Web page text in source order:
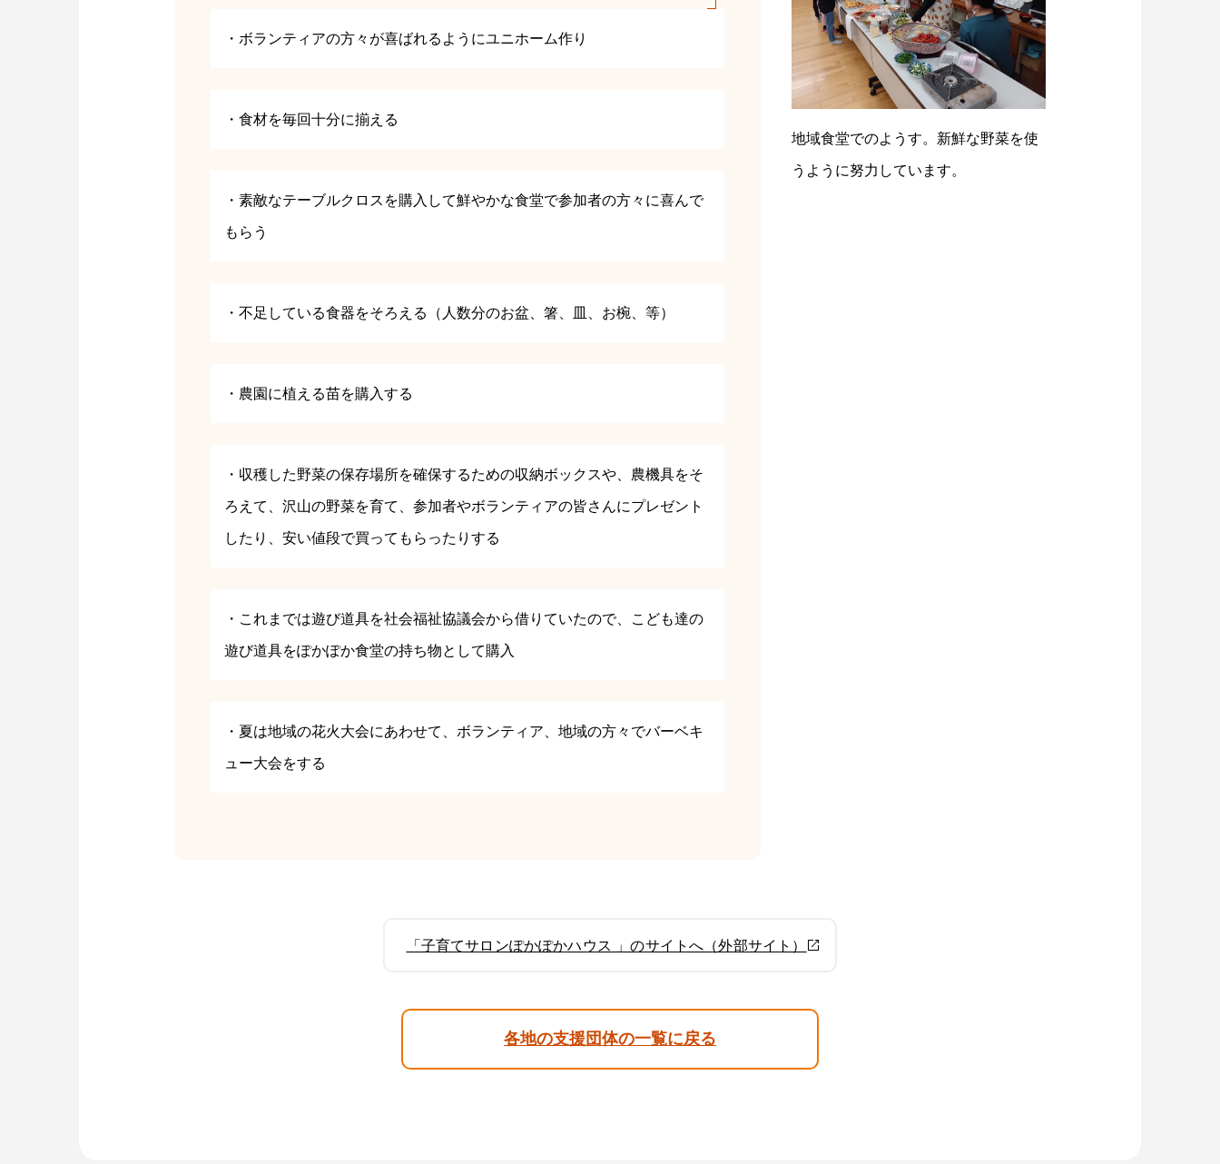
・ボランティアの方々が喜ばれるようにユニホーム作り
・食材を毎回十分に揃える
・素敵なテーブルクロスを購入して鮮やかな食堂で参加者の方々に喜んで
もらう
・不足している食器をそろえる（人数分のお盆、箸、皿、お椀、等）
・農園に植える苗を購入する
・収穫した野菜の保存場所を確保するための収納ボックスや、農機具をそ
ろえて、沢山の野菜を育て、参加者やボランティアの皆さんにプレゼント
したり、安い値段で買ってもらったりする
・これまでは遊び道具を社会福祉協議会から借りていたので、こども達の
遊び道具をぽかぽか食堂の持ち物として購入
・夏は地域の花火大会にあわせて、ボランティア、地域の方々でバーベキ
ュー大会をする
地域食堂でのようす。新鮮な野菜を使
うように努力しています。
「子育てサロンぽかぽかハウス 」のサイトへ（外部サイト）
各地の支援団体の一覧に戻る